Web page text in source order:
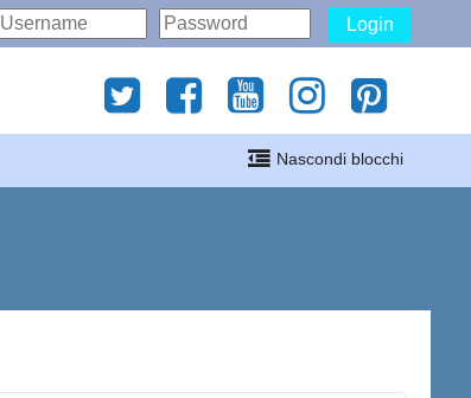
Login
Nascondi blocchi